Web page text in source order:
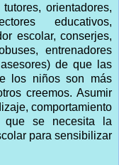
orientadores,
educativos,
escolar, conserjes,
entrenadores
de que las
los niños son más
creemos. Asumir
comportamiento
se necesita la
para sensibilizar